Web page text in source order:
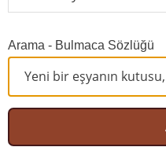
Arama - Bulmaca Sözlüğü